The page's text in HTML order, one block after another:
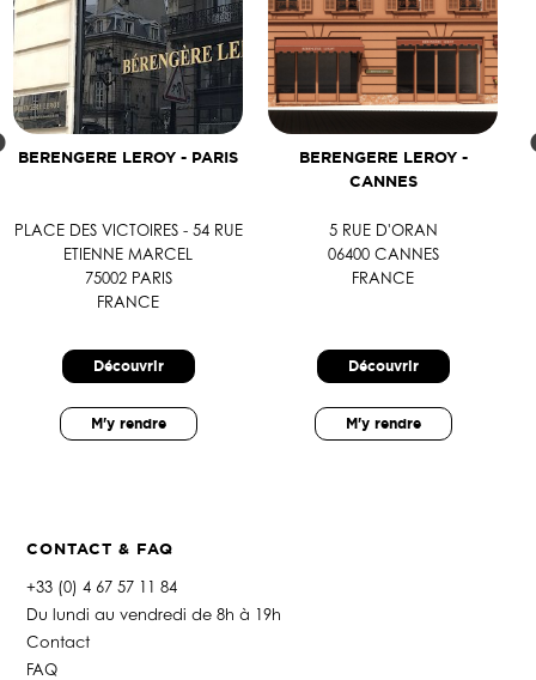
BERENGERE LEROY - PARIS
PLACE DES VICTOIRES - 54 RUE
ETIENNE MARCEL
75002 PARIS
FRANCE
Découvrir
M'y rendre
BERENGERE LEROY -
CANNES
5 RUE D'ORAN
06400 CANNES
FRANCE
Découvrir
M'y rendre
CONTACT & FAQ
+33 (0) 4 67 57 11 84
Du lundi au vendredi de 8h à 19h
Contact
FAQ